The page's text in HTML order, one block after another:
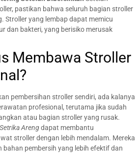
pastikan bahwa seluruh bagian stroller
Stroller yang lembap dapat memicu
dan bakteri, yang berisiko merusak
Membawa Stroller
pembersihan stroller sendiri, ada kalanya
profesional, terutama jika sudah
atau bagian stroller yang rusak.
Setrika Arengdapat membantu
stroller dengan lebih mendalam. Mereka
bahan pembersih yang lebih efektif dan